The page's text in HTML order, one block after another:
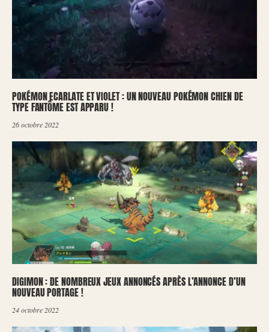
POKÉMON ECARLATE ET VIOLET : UN NOUVEAU POKÉMON CHIEN DE
TYPE FANTÔME EST APPARU !
26 octobre 2022
DIGIMON : DE NOMBREUX JEUX ANNONCÉS APRÈS L’ANNONCE D’UN
NOUVEAU PORTAGE !
24 octobre 2022